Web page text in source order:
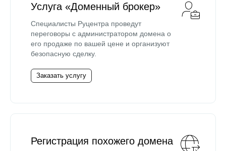
Услуга «Доменный брокер»
Специалисты Руцентра проведут
переговоры с администратором домена о
его продаже по вашей цене и организуют
безопасную сделку.
Заказать услугу
Регистрация похожего домена